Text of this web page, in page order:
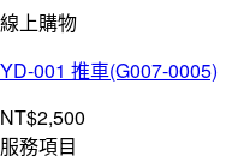
線上購物
YD-001 推車(G007-0005)
NT$2,500
服務項目